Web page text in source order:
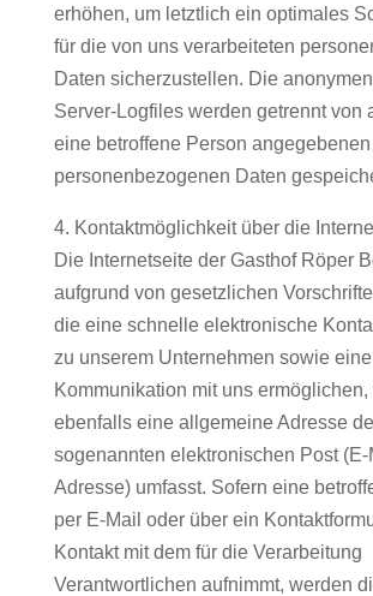
erhöhen, um letztlich ein optimales
für die von uns verarbeiteten
Daten sicherzustellen. Die
Server-Logfiles werden getrennt von
eine betroffene Person angegebenen
personenbezogenen Daten
4. Kontaktmöglichkeit über die
Die Internetseite der Gasthof Röper
aufgrund von gesetzlichen
die eine schnelle elektronische
zu unserem Unternehmen sowie
Kommunikation mit uns ermöglichen,
ebenfalls eine allgemeine Adresse
sogenannten elektronischen Post (E-
Adresse) umfasst. Sofern eine
per E-Mail oder über ein
Kontakt mit dem für die Verarbeitung
Verantwortlichen aufnimmt, werden